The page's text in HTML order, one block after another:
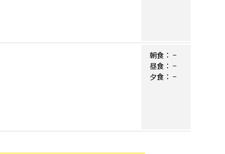
朝食： −
昼食： −
夕食： −